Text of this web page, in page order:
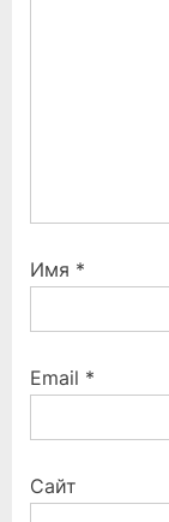
Имя *
Email *
Сайт